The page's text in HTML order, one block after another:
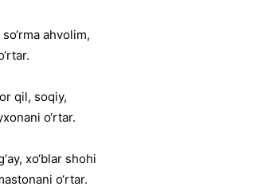
ahvolim,
qil, soqiy,
o‘rtar.
xo‘blar shohi
o‘rtar.